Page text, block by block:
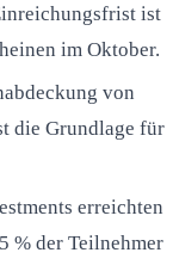
ist
im Oktober.
von
die Grundlage für
erreichten
% der Teilnehmer